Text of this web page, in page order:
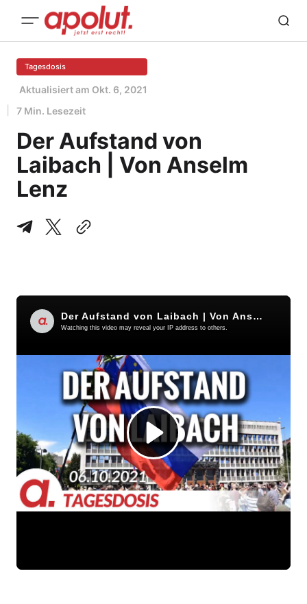
Tagesdosis
Aktualisiert am Okt. 6, 2021
7 Min. Lesezeit
Der Aufstand von
Laibach | Von Anselm
Lenz